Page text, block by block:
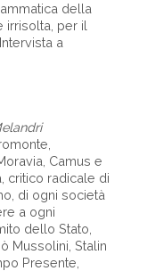
della
irrisolta, per il
a
Camus e
critico radicale di
di ogni società
a ogni
dello Stato,
Mussolini, Stalin
Presente,